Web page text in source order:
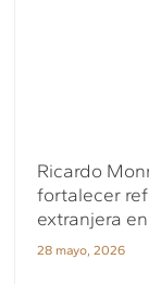
Ricardo
fortalecer
extranjera
28 mayo, 2026